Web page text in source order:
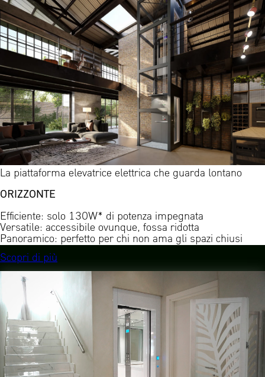
La piattaforma elevatrice elettrica che guarda lontano
ORIZZONTE
Efficiente: solo 130W* di potenza impegnata
Versatile: accessibile ovunque, fossa ridotta
Panoramico: perfetto per chi non ama gli spazi chiusi
Scopri di più